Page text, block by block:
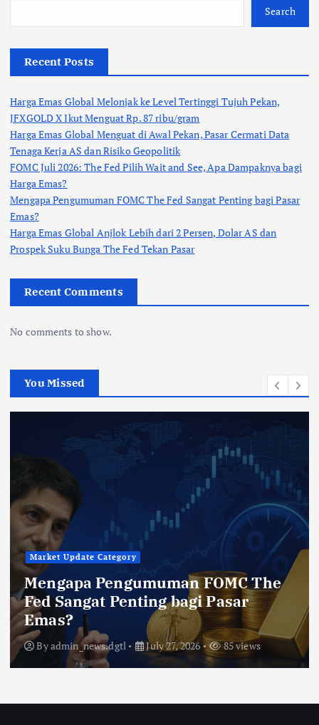
Search
Recent Posts
Harga Emas Global Melonjak ke Level Tertinggi Tujuh Pekan,
JFXGOLD X Ikut Menguat Rp. 87 ribu/gram
Harga Emas Global Menguat di Awal Pekan, Pasar Cermati Data
Tenaga Kerja AS dan Risiko Geopolitik
FOMC Juli 2026: The Fed Pilih Wait and See, Apa Dampaknya bagi
Harga Emas?
Mengapa Pengumuman FOMC The Fed Sangat Penting bagi Pasar
Emas?
Harga Emas Global Anjlok Lebih dari 2 Persen, Dolar AS dan
Prospek Suku Bunga The Fed Tekan Pasar
Recent Comments
No comments to show.
You Missed
Market Update Category
Mengapa Pengumuman FOMC The
Fed Sangat Penting bagi Pasar
Emas?
Byadmin_news.dgtl July 27, 2026 85 views